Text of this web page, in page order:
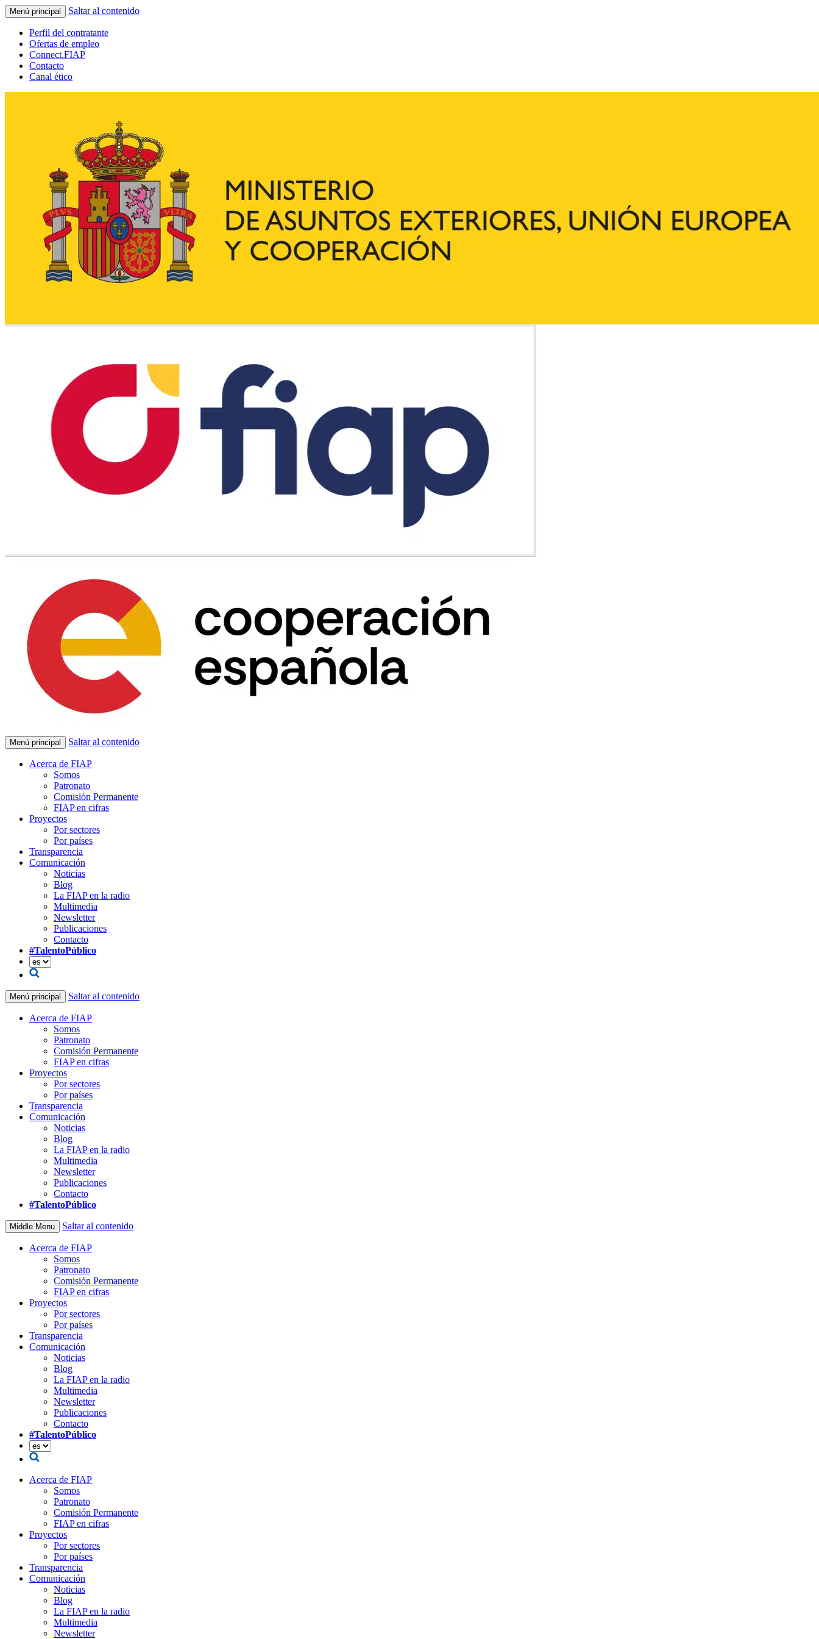
Menú principal Saltar al contenido
Perfil del contratante
Ofertas de empleo
Connect.FIAP
Contacto
Canal ético
Menú principal Saltar al contenido
Acerca de FIAP
Somos
Patronato
Comisión Permanente
FIAP en cifras
Proyectos
Por sectores
Por países
Transparencia
Comunicación
Noticias
Blog
La FIAP en la radio
Multimedia
Newsletter
Publicaciones
Contacto
#TalentoPúblico
Menú principal Saltar al contenido
Acerca de FIAP
Somos
Patronato
Comisión Permanente
FIAP en cifras
Proyectos
Por sectores
Por países
Transparencia
Comunicación
Noticias
Blog
La FIAP en la radio
Multimedia
Newsletter
Publicaciones
Contacto
#TalentoPúblico
Middle Menu Saltar al contenido
Acerca de FIAP
Somos
Patronato
Comisión Permanente
FIAP en cifras
Proyectos
Por sectores
Por países
Transparencia
Comunicación
Noticias
Blog
La FIAP en la radio
Multimedia
Newsletter
Publicaciones
Contacto
#TalentoPúblico
Acerca de FIAP
Somos
Patronato
Comisión Permanente
FIAP en cifras
Proyectos
Por sectores
Por países
Transparencia
Comunicación
Noticias
Blog
La FIAP en la radio
Multimedia
Newsletter